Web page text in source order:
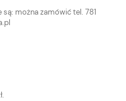
można zamówić tel. 781